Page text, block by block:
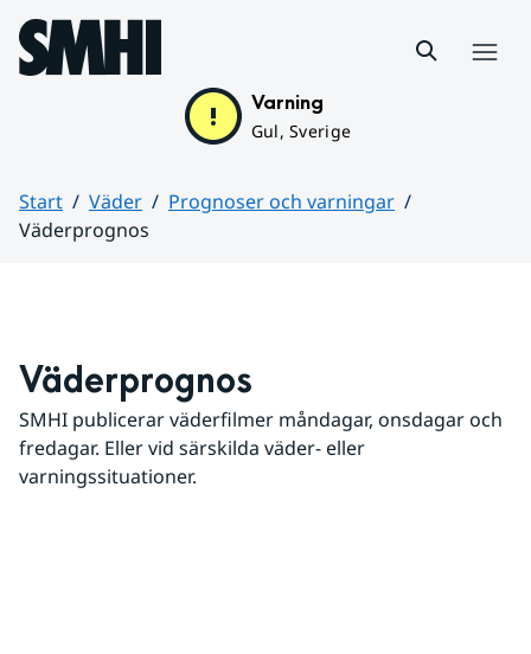
Hoppa till sidans innehåll
Varning
Gul, Sverige
Start Väder
Prognoser och varningar
Väderprognos
Väderprognos
SMHI publicerar väderfilmer måndagar, onsdagar och
fredagar. Eller vid särskilda väder- eller
varningssituationer.